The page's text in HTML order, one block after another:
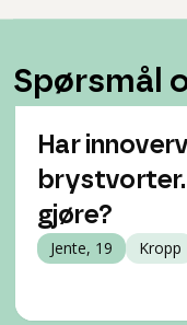
Spørsmål
Har
brystvorter.
gjøre?
Jente, 19 Kropp